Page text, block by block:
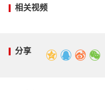
相关视频
分享